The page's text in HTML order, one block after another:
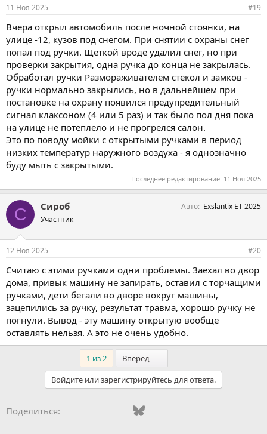
11 Ноя 2025 #19
Вчера открыл автомобиль после ночной стоянки, на
улице -12, кузов под снегом. При снятии с охраны снег
попал под ручки. Щеткой вроде удалил снег, но при
проверки закрытия, одна ручка до конца не закрылась.
Обработал ручки Размораживателем стекол и замков -
ручки нормально закрылись, но в дальнейшем при
постановке на охрану появился предупредительный
сигнал клаксоном (4 или 5 раз) и так было пол дня пока
на улице не потеплело и не прогрелся салон.
Это по поводу мойки с открытыми ручками в период
низких температур наружного воздуха - я однозначно
буду мыть с закрытыми.
Последнее редактирование: 11 Ноя 2025
С Сироб
Участник
Авто Exslantix ET 2025
12 Ноя 2025 #20
Считаю с этими ручками одни проблемы. Заехал во двор
дома, привык машину не запирать, оставил с торчащими
ручками, дети бегали во дворе вокруг машины,
зацепились за ручку, результат травма, хорошо ручку не
погнули. Вывод - эту машину открытую вообще
оставлять нельзя. А это не очень удобно.
1 из 2 Вперёд
Войдите или зарегистрируйтесь для ответа.
Поделиться: Odnoklassniki
Mail.ruBluesky